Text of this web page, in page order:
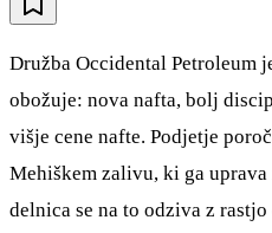
Družba Occidental Petroleum
obožuje: nova nafta, bolj
višje cene nafte. Podjetje
Mehiškem zalivu, ki ga
delnica se na to odziva z